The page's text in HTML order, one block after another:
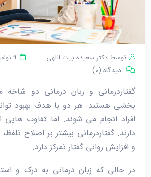
توسط دکتر سعیده بیت اللهی
9 نوامبر 2025
دیدگاه (0)
گفتاردرمانی و زبان ‌درمانی دو شاخه
‌بخشی هستند. هر دو با هدف بهبود
افراد انجام می ‌شوند. اما تفاوت ‌هایی
دارند. گفتاردرمانی بیشتر بر اصلاح
و افزایش روانی گفتار تمرکز دارد.
در حالی که زبان‌ درمانی به درک و